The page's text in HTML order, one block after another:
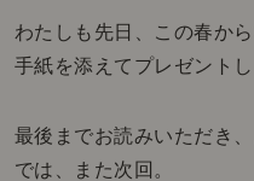
わたしも先日、この春か
手紙を添えてプレゼント
最後までお読みいただき
では、また次回。